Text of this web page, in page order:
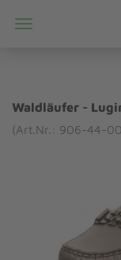
Waldläufer -
(Art.Nr.: 906-44-